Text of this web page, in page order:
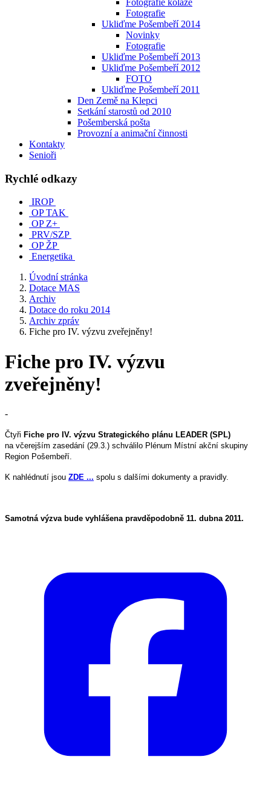
Fotografie koláže
Fotografie
Ukliďme Pošembeří 2014
Novinky
Fotografie
Ukliďme Pošembeří 2013
Ukliďme Pošembeří 2012
FOTO
Ukliďme Pošembeří 2011
Den Země na Klepci
Setkání starostů od 2010
Pošemberská pošta
Provozní a animační činnosti
Kontakty
Senioři
Rychlé odkazy
IROP
OP TAK
OP Z+
PRV/SZP
OP ŽP
Energetika
Úvodní stránka
Dotace MAS
Archiv
Dotace do roku 2014
Archiv zpráv
Fiche pro IV. výzvu zveřejněny!
Fiche pro IV. výzvu
zveřejněny!
-
Čtyři Fiche pro IV. výzvu Strategického plánu LEADER (SPL)
na včerejším zasedání (29.3.) schválilo Plénum Místní akční skupiny
Region Pošembeří.
K nahlédnutí jsou ZDE ... spolu s dalšími dokumenty a pravidly.
Samotná výzva bude vyhlášena pravděpodobně 11. dubna 2011.